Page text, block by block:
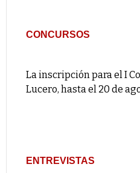
CONCURSOS
La inscripción para el I
Lucero, hasta el 20 de
ENTREVISTAS